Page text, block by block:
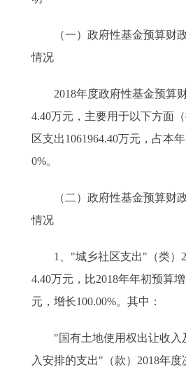
（一）政府性基金预算财政
情况
2018年度政府性基金预算财
4.40万元，主要用于以下方面
区支出1061964.40万元，占本
0%。
（二）政府性基金预算财政
情况
1、"城乡社区支出"（类）
4.40万元，比2018年年初预算
元，增长100.00%。其中：
"国有土地使用权出让收入
入安排的支出"（款）2018年度